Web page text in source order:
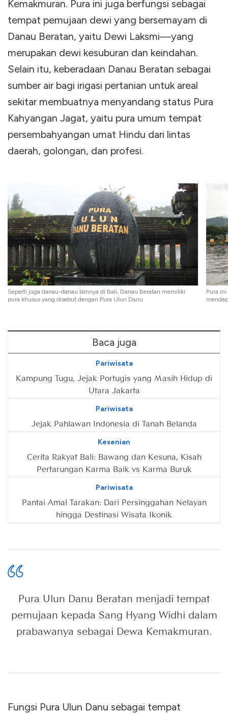
Kemakmuran. Pura ini juga berfungsi sebagai
tempat pemujaan dewi yang bersemayam di
Danau Beratan, yaitu Dewi Laksmi—yang
merupakan dewi kesuburan dan keindahan.
Selain itu, keberadaan Danau Beratan sebagai
sumber air bagi irigasi pertanian untuk areal
sekitar membuatnya menyandang status Pura
Kahyangan Jagat, yaitu pura umum tempat
persembahyangan umat Hindu dari lintas
daerah, golongan, dan profesi.
Seperti juga danau-danau lainnya di Bali, Danau Beratan memiliki
pura khusus yang disebut dengan Pura Ulun Danu
Pura
Baca juga
Pariwisata
Kampung Tugu, Jejak Portugis yang Masih Hidup di
Utara Jakarta
Pariwisata
Jejak Pahlawan Indonesia di Tanah Belanda
Kesenian
Cerita Rakyat Bali: Bawang dan Kesuna, Kisah
Pertarungan Karma Baik vs Karma Buruk
Pariwisata
Pantai Amal Tarakan: Dari Persinggahan Nelayan
hingga Destinasi Wisata Ikonik
Pura Ulun Danu Beratan menjadi tempat
pemujaan kepada Sang Hyang Widhi dalam
prabawanya sebagai Dewa Kemakmuran.
Fungsi Pura Ulun Danu sebagai tempat